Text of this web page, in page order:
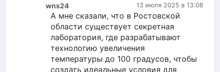
13 июля 2025 в 13:08
wns24
А мне сказали, что в Ростовской
области существует секретная
лаборатория, где разрабатывают
технологию увеличения
температуры до 100 градусов, чтобы
создать идеальные условия для